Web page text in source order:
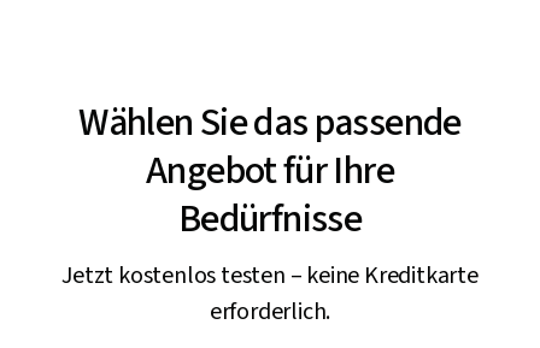
Wählen Sie das passende
Angebot für Ihre
Bedürfnisse
Jetzt kostenlos testen – keine Kreditkarte
erforderlich.